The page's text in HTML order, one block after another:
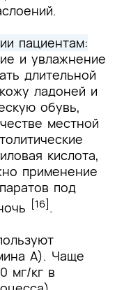
пациентам:
и увлажнение
длительной
ладоней и
обувь,
местной
кислота,
применение
под
[16].
А). Чаще
мг/кг в